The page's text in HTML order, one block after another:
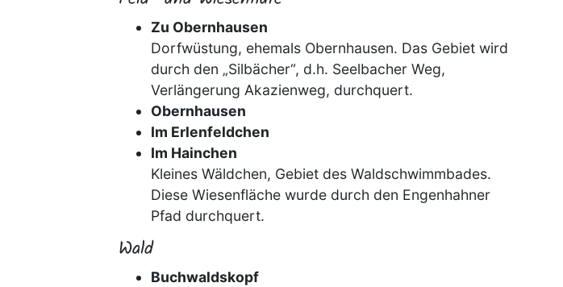
Zu Obernhausen
Dorfwüstung, ehemals Obernhausen. Das Gebiet wird
durch den „Silbächer“, d.h. Seelbacher Weg,
Verlängerung Akazienweg, durchquert.
Obernhausen
Im Erlenfeldchen
Im Hainchen
Kleines Wäldchen, Gebiet des Waldschwimmbades.
Diese Wiesenfläche wurde durch den Engenhahner
Pfad durchquert.
Wald
Buchwaldskopf